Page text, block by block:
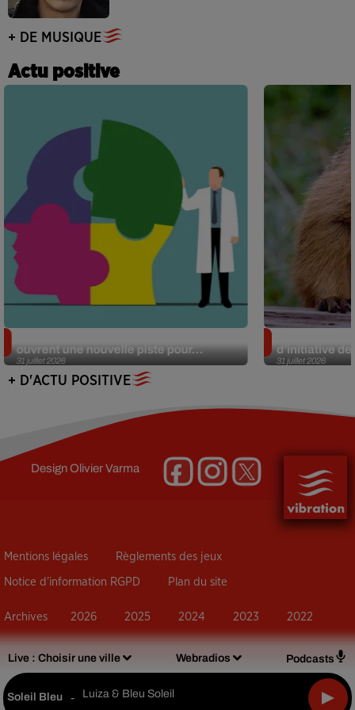
Live : Choisir une ville Webradios Podcasts
Soleil Bleu - Luiza & Bleu Soleil
+ DE MUSIQUE
Actu positive
31 juillet 2026
ouvrent une nouvelle piste pour...
31 juillet 2026
d’initiative
+ D'ACTU POSITIVE
DesignOlivier Varma
Mentions légales Règlements des jeux
Notice d’information RGPD Plan du site
Archives 2026 2025 2024 2023 2022